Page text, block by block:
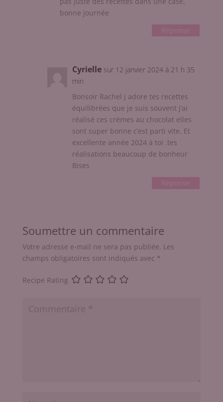
bonne journée
Réponse
Cyrielle sur 12 janvier 2024 à 21 h 35
min
Bonsoir Rachel j adore tes recettes
équilibrées que je suis souvent j’ai
réalisé ces crèmes au chocolat elles
sont super bonne c’est parti vite. Et
excellente année 2024 à toi .tes
réalisations beaucoup de bonheur
Bises
Réponse
Soumettre un commentaire
Votre adresse e-mail ne sera pas publiée. Les
champs obligatoires sont indiqués avec *
Recipe Rating